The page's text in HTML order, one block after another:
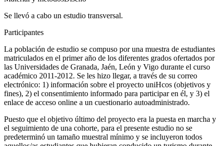
Se llevó a cabo un estudio transversal.
Participantes
La población de estudio se compuso por una muestra de estudiantes
matriculados en el primer año de los diferentes grados ofertados por
las Universidades de Granada, Jaén, León y Vigo durante el curso
académico 2011-2012. Se les hizo llegar, a través de su correo
electrónico: 1) información sobre el proyecto uniHcos (objetivos y
fines), 2) el consentimiento informado para participar en él, y 3) el
enlace de acceso online a un cuestionario autoadministrado.
Puesto que el objetivo último del proyecto era la puesta en marcha y
el seguimiento de una cohorte, para el presente estudio no se
predeterminó un tamaño muestral mínimo y se incluyeron todos